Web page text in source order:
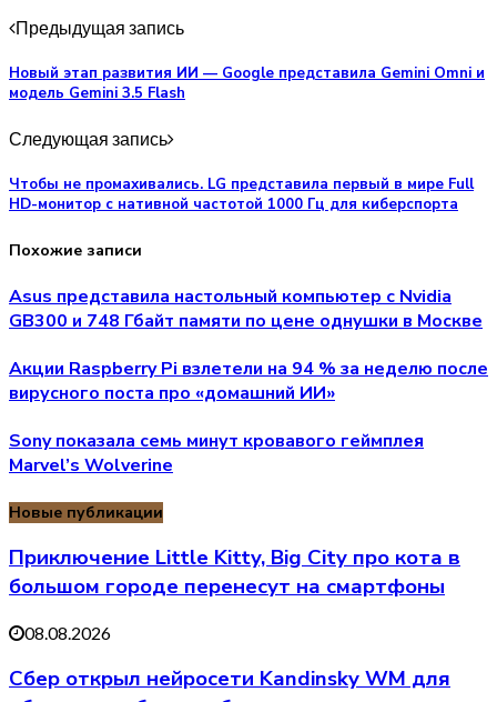
Предыдущая запись
Новый этап развития ИИ — Google представила Gemini Omni и
модель Gemini 3.5 Flash
Следующая запись
Чтобы не промахивались. LG представила первый в мире Full
HD-монитор с нативной частотой 1000 Гц для киберспорта
Похожие записи
Asus представила настольный компьютер с Nvidia
GB300 и 748 Гбайт памяти по цене однушки в Москве
Акции Raspberry Pi взлетели на 94 % за неделю после
вирусного поста про «домашний ИИ»
Sony показала семь минут кровавого геймплея
Marvel’s Wolverine
Новые публикации
Приключение Little Kitty, Big City про кота в
большом городе перенесут на смартфоны
08.08.2026
Сбер открыл нейросети Kandinsky WM для